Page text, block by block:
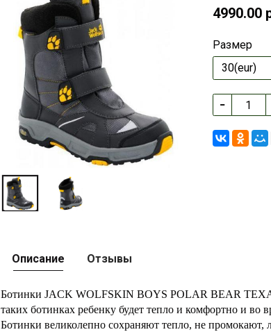
4990.00
Размер
Описание
Ботинки JACK WOLFSKIN BOYS POLAR BEAR
таких ботинках ребенку будет тепло и комфортно и во
Ботинки великолепно сохраняют тепло, не
Отзывы